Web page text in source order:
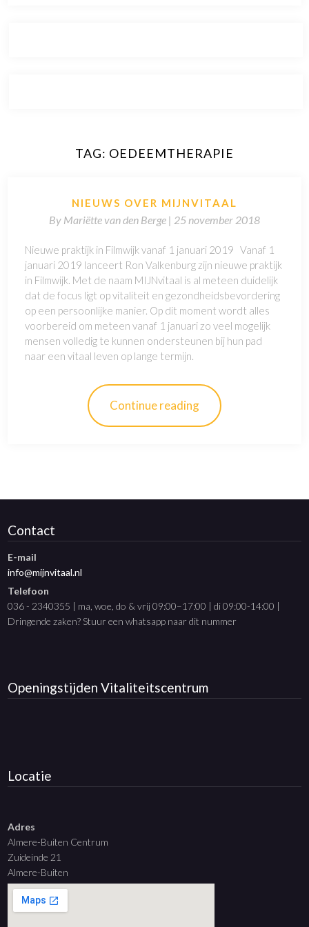
TAG: OEDEEMTHERAPIE
NIEUWS OVER MIJNVITAAL
By Mariëtte van den Berge | 25 november 2018
Nieuwe praktijk in Filmwijk vanaf 1 januari 2019 Vanaf 1
januari 2019 lanceert Ron Valkenburg zijn nieuwe praktijk
in Filmwijk. Met de naam MIJNvitaal is al meteen duidelijk
dat de focus ligt op vitaliteit en gezondheidsbevordering
op een persoonlijke manier. Op dit moment wordt alles
voorbereid om meteen vanaf 1 januari zo veel mogelijk
mensen volledig te kunnen ondersteunen bij hun pad
naar een vitaal leven op lange termijn.
Continue reading
Contact
E-mail
info@mijnvitaal.nl
Telefoon
036 - 2340355 | ma, woe, do & vrij 09:00–17:00 | di 09:00-14:00 |
Dringende zaken? Stuur een whatsapp naar dit nummer
OpeningstijdenVitaliteitscentrum
Locatie
Adres
Almere-Buiten Centrum
Zuideinde 21
Almere-Buiten